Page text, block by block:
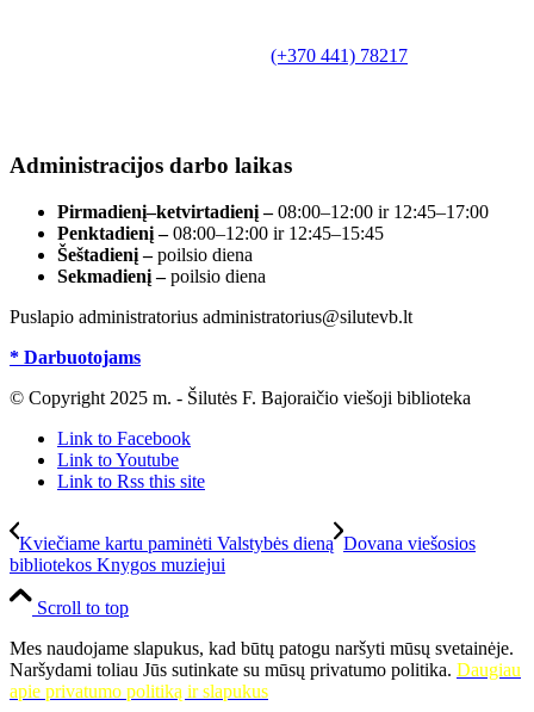
(+370 441) 78217
Administracijos darbo laikas
Pirmadienį–ketvirtadienį –08:00–12:00 ir 12:45–17:00
Penktadienį –08:00–12:00 ir 12:45–15:45
Šeštadienį –poilsio diena
Sekmadienį –poilsio diena
Puslapio administratorius administratorius@silutevb.lt
* Darbuotojams
© Copyright 2025 m. - Šilutės F. Bajoraičio viešoji biblioteka
Link to Facebook
Link to Youtube
Link to Rss this site
Kviečiame kartu paminėti Valstybės dieną Dovana viešosios
bibliotekos Knygos muziejui
Scroll to top
Mes naudojame slapukus, kad būtų patogu naršyti mūsų svetainėje.
Naršydami toliau Jūs sutinkate su mūsų privatumo politika. Daugiau
apie privatumo politiką ir slapukus